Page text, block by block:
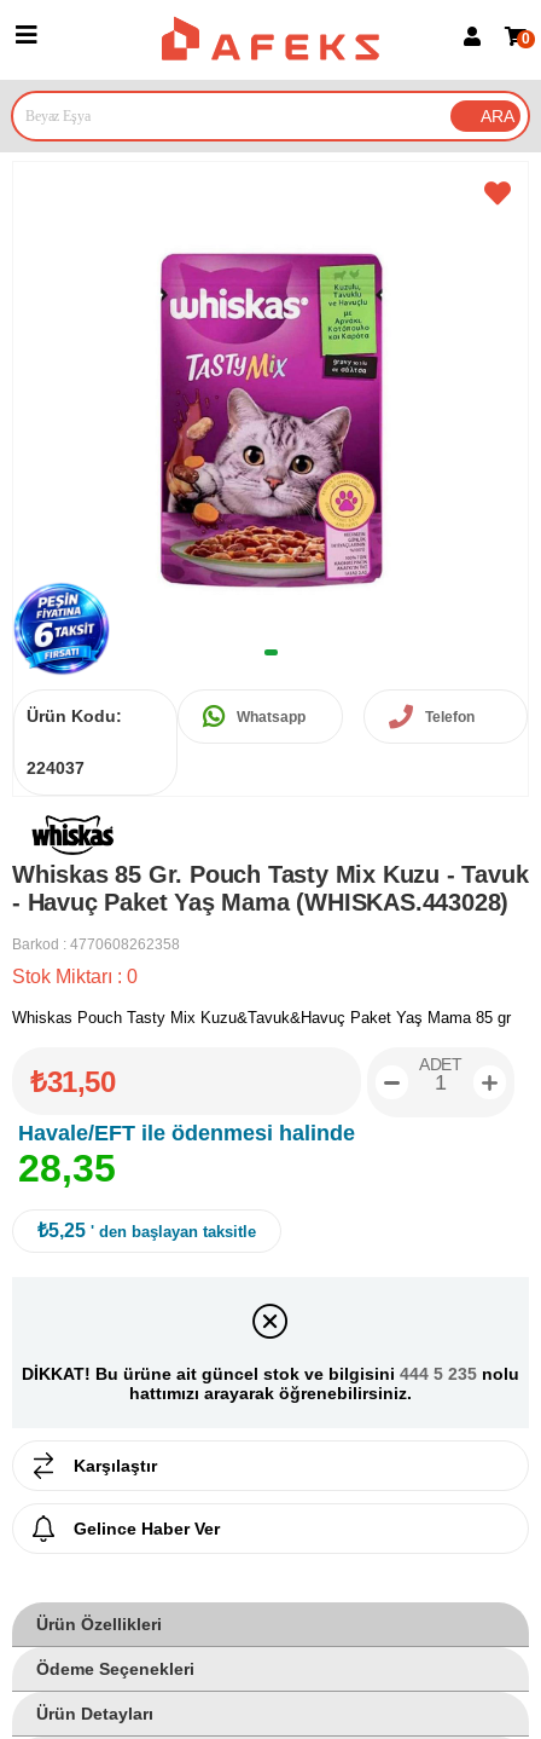
Google İle Bağlan
0
Ürün Kodu:
224037
Whatsapp Telefon
Whiskas 85 Gr. Pouch Tasty Mix Kuzu - Tavuk
- Havuç Paket Yaş Mama (WHISKAS.443028)
Barkod : 4770608262358
Stok Miktarı : 0
Whiskas Pouch Tasty Mix Kuzu&Tavuk&Havuç Paket Yaş Mama 85 gr
₺31,50
Havale/EFT ile ödenmesi halinde
28,35
ADET
₺5,25 ' den başlayan taksitle
DİKKAT! Bu ürüne ait güncel stok ve bilgisini 444 5 235 nolu
hattımızı arayarak öğrenebilirsiniz.
Karşılaştır
Gelince Haber Ver
Ürün Özellikleri
Ödeme Seçenekleri
Ürün Detayları